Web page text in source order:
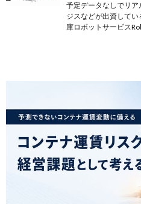
予定データなしでリア
ジスなどが出資して
庫ロボットサービス